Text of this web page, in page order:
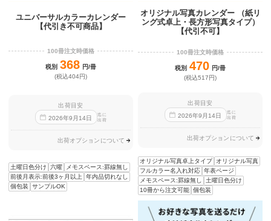
ユニバーサルカラーカレンダー
【代引き不可商品】
100冊注文時価格
税別 368 円/冊
(税込404円)
出荷目安
2026年9 月 14日
迄に
出荷
出荷オプションについて
土曜日色分け 六曜
メモスペース:罫線無し
前後月表示:前後3ヶ月以上
年内品切れなし
個包装
サンプルOK
オリジナル写真カレンダー （紙リ
ング式卓上・長方形写真タイプ）
【代引不可】
100冊注文時価格
税別 470 円/冊
(税込517円)
出荷目安
2026年9 月14日
迄に
出荷
出荷オプションについて
オリジナル写真卓上タイプ
オリジナル写真
フルカラー名入れ対応 年表ページ
メモスペース:罫線無し
土曜日色分け
10冊から注文可能 個包装